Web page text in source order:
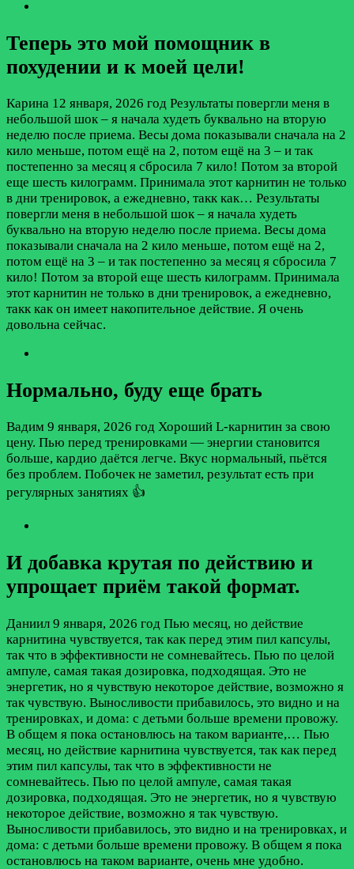
Теперь это мой помощник в
похудении и к моей цели!
Карина 12 января, 2026 год Результаты повергли меня в
небольшой шок – я начала худеть буквально на вторую
неделю после приема. Весы дома показывали сначала на 2
кило меньше, потом ещё на 2, потом ещё на 3 – и так
постепенно за месяц я сбросила 7 кило! Потом за второй
еще шесть килограмм. Принимала этот карнитин не только
в дни тренировок, а ежедневно, такк как… Результаты
повергли меня в небольшой шок – я начала худеть
буквально на вторую неделю после приема. Весы дома
показывали сначала на 2 кило меньше, потом ещё на 2,
потом ещё на 3 – и так постепенно за месяц я сбросила 7
кило! Потом за второй еще шесть килограмм. Принимала
этот карнитин не только в дни тренировок, а ежедневно,
такк как он имеет накопительное действие. Я очень
довольна сейчас.
Нормально, буду еще брать
Вадим 9 января, 2026 год Хороший L-карнитин за свою
цену. Пью перед тренировками — энергии становится
больше, кардио даётся легче. Вкус нормальный, пьётся
без проблем. Побочек не заметил, результат есть при
регулярных занятиях 👍
И добавка крутая по действию и
упрощает приём такой формат.
Даниил 9 января, 2026 год Пью месяц, но действие
карнитина чувствуется, так как перед этим пил капсулы,
так что в эффективности не сомневайтесь. Пью по целой
ампуле, самая такая дозировка, подходящая. Это не
энергетик, но я чувствую некоторое действие, возможно я
так чувствую. Выносливости прибавилось, это видно и на
тренировках, и дома: с детьми больше времени провожу.
В общем я пока остановлюсь на таком варианте,… Пью
месяц, но действие карнитина чувствуется, так как перед
этим пил капсулы, так что в эффективности не
сомневайтесь. Пью по целой ампуле, самая такая
дозировка, подходящая. Это не энергетик, но я чувствую
некоторое действие, возможно я так чувствую.
Выносливости прибавилось, это видно и на тренировках, и
дома: с детьми больше времени провожу. В общем я пока
остановлюсь на таком варианте, очень мне удобно.